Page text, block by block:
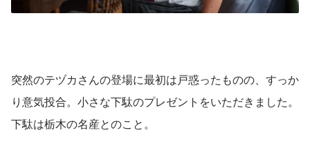
突然のテヅカさんの登場に最初は戸惑ったものの、すっか
り意気投合。小さな下駄のプレゼントをいただきました。
下駄は栃木の名産とのこと。